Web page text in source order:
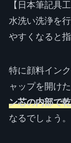
【日本筆記具
水洗い洗浄を
やすくなると
特に顔料イン
ャップを開け
ン芯の内部で
なるでしょう。